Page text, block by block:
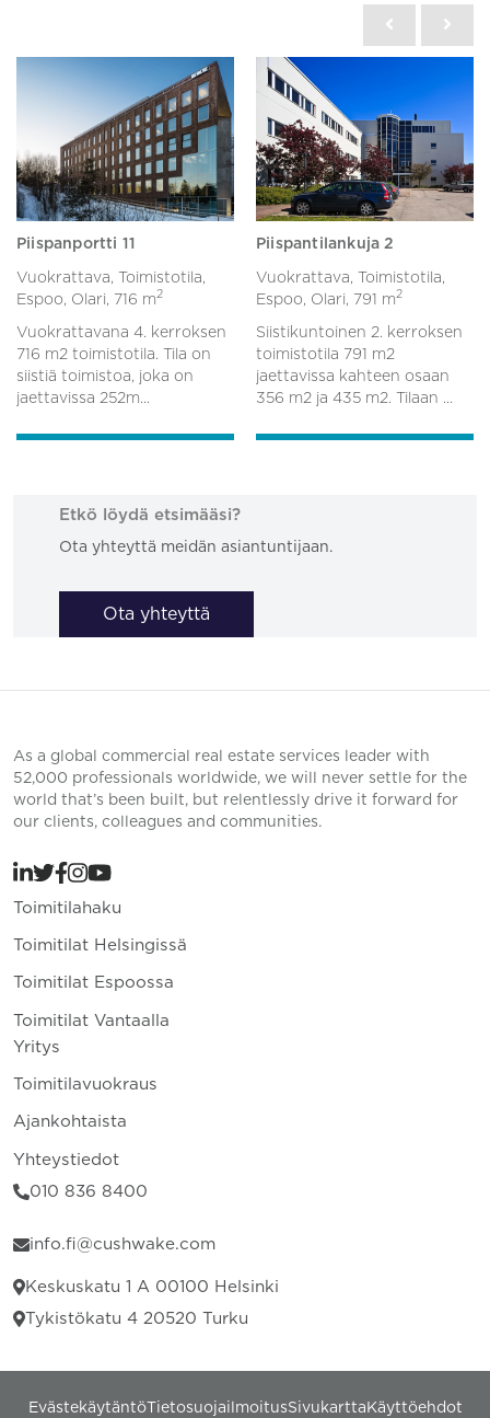
Piispanportti 11
Vuokrattava, Toimistotila,
Espoo, Olari, 716 m2
Vuokrattavana 4. kerroksen
716 m2 toimistotila. Tila on
siistiä toimistoa, joka on
jaettavissa 252m...
Piispantilankuja 2
Vuokrattava, Toimistotila,
Espoo, Olari, 791 m2
Siistikuntoinen 2. kerroksen
toimistotila 791 m2
jaettavissa kahteen osaan
356 m2 ja 435 m2. Tilaan ...
Etkö löydä etsimääsi?
Ota yhteyttä meidän asiantuntijaan.
Ota yhteyttä
As a global commercial real estate services leader with
52,000 professionals worldwide, we will never settle for the
world that’s been built, but relentlessly drive it forward for
our clients, colleagues and communities.
Toimitilahaku
Toimitilat Helsingissä
Toimitilat Espoossa
Toimitilat Vantaalla
Yritys
Toimitilavuokraus
Ajankohtaista
Yhteystiedot
010 836 8400
info.fi@cushwake.com
Keskuskatu 1 A 00100 Helsinki
Tykistökatu 4 20520 Turku
EvästekäytäntöTietosuojailmoitusSivukartta Käyttöehdot